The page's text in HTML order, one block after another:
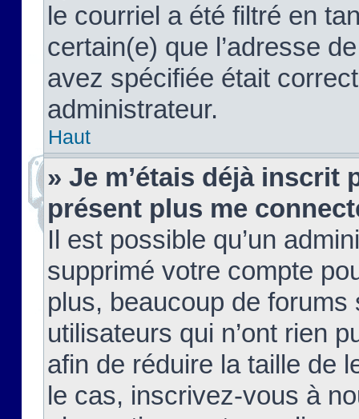
le courriel a été filtré en
certain(e) que l’adresse
avez spécifiée était
administrateur.
Haut
» Je m’étais déjà inscrit
présent plus me
Il est possible qu’un
supprimé votre compte
plus, beaucoup de
utilisateurs qui n’ont rien
afin de réduire la taille de
le cas, inscrivez-vous à